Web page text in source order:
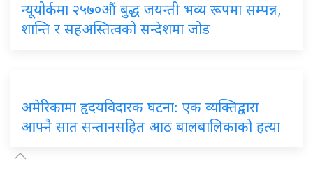
न्यूयोर्कमा २५७०औं बुद्ध जयन्ती भव्य रूपमा सम्पन्न,
शान्ति र सहअस्तित्वको सन्देशमा जोड
अमेरिकामा हृदयविदारक घटना: एक व्यक्तिद्वारा
आफ्नै सात सन्तानसहित आठ बालबालिकाको हत्या